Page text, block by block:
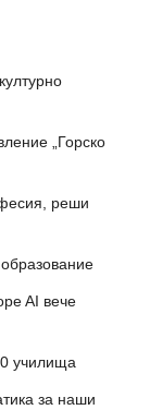
„Горско
реши
AI вече
училища
за наши